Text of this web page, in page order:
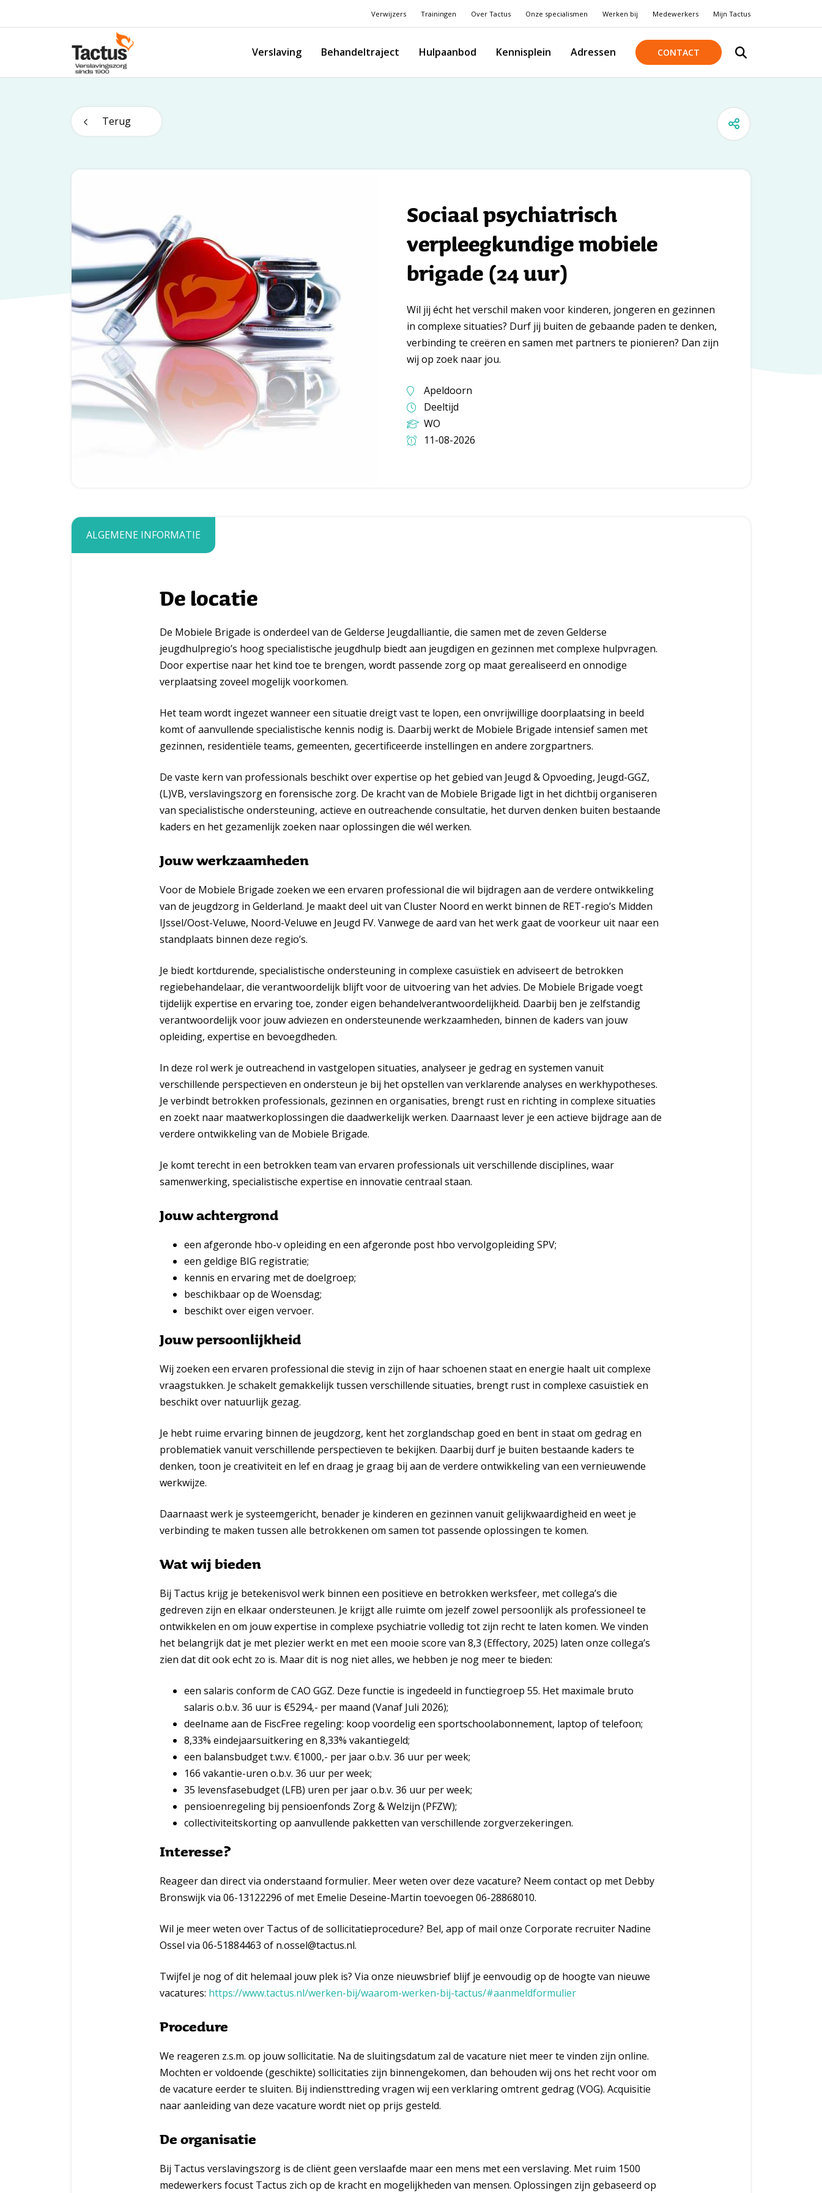
Verwijzers Trainingen Over Tactus Onze specialismen Werken bij Medewerkers Mijn Tactus
Tactus Verslavingszorg
Verslaving Behandeltraject Hulpaanbod Kennisplein Adressen CONTACT
Terug
Sociaal psychiatrisch
verpleegkundige mobiele
brigade (24 uur)
Wil jij écht het verschil maken voor kinderen, jongeren en gezinnen
in complexe situaties? Durf jij buiten de gebaande paden te denken,
verbinding te creëren en samen met partners te pionieren? Dan zijn
wij op zoek naar jou.
Apeldoorn
Deeltijd
WO
11-08-2026
ALGEMENE INFORMATIE
De locatie
De Mobiele Brigade is onderdeel van de Gelderse Jeugdalliantie, die samen met de zeven Gelderse
jeugdhulpregio’s hoog specialistische jeugdhulp biedt aan jeugdigen en gezinnen met complexe hulpvragen.
Door expertise naar het kind toe te brengen, wordt passende zorg op maat gerealiseerd en onnodige
verplaatsing zoveel mogelijk voorkomen.
Het team wordt ingezet wanneer een situatie dreigt vast te lopen, een onvrijwillige doorplaatsing in beeld
komt of aanvullende specialistische kennis nodig is. Daarbij werkt de Mobiele Brigade intensief samen met
gezinnen, residentiële teams, gemeenten, gecertificeerde instellingen en andere zorgpartners.
De vaste kern van professionals beschikt over expertise op het gebied van Jeugd & Opvoeding, Jeugd-GGZ,
(L)VB, verslavingszorg en forensische zorg. De kracht van de Mobiele Brigade ligt in het dichtbij organiseren
van specialistische ondersteuning, actieve en outreachende consultatie, het durven denken buiten bestaande
kaders en het gezamenlijk zoeken naar oplossingen die wél werken.
Jouw werkzaamheden
Voor de Mobiele Brigade zoeken we een ervaren professional die wil bijdragen aan de verdere ontwikkeling
van de jeugdzorg in Gelderland. Je maakt deel uit van Cluster Noord en werkt binnen de RET-regio’s Midden
IJssel/Oost-Veluwe, Noord-Veluwe en Jeugd FV. Vanwege de aard van het werk gaat de voorkeur uit naar een
standplaats binnen deze regio’s.
Je biedt kortdurende, specialistische ondersteuning in complexe casuïstiek en adviseert de betrokken
regiebehandelaar, die verantwoordelijk blijft voor de uitvoering van het advies. De Mobiele Brigade voegt
tijdelijk expertise en ervaring toe, zonder eigen behandelverantwoordelijkheid. Daarbij ben je zelfstandig
verantwoordelijk voor jouw adviezen en ondersteunende werkzaamheden, binnen de kaders van jouw
opleiding, expertise en bevoegdheden.
In deze rol werk je outreachend in vastgelopen situaties, analyseer je gedrag en systemen vanuit
verschillende perspectieven en ondersteun je bij het opstellen van verklarende analyses en werkhypotheses.
Je verbindt betrokken professionals, gezinnen en organisaties, brengt rust en richting in complexe situaties
en zoekt naar maatwerkoplossingen die daadwerkelijk werken. Daarnaast lever je een actieve bijdrage aan de
verdere ontwikkeling van de Mobiele Brigade.
Je komt terecht in een betrokken team van ervaren professionals uit verschillende disciplines, waar
samenwerking, specialistische expertise en innovatie centraal staan.
Jouw achtergrond
een afgeronde hbo-v opleiding en een afgeronde post hbo vervolgopleiding SPV;
een geldige BIG registratie;
kennis en ervaring met de doelgroep;
beschikbaar op de Woensdag;
beschikt over eigen vervoer.
Jouw persoonlijkheid
Wij zoeken een ervaren professional die stevig in zijn of haar schoenen staat en energie haalt uit complexe
vraagstukken. Je schakelt gemakkelijk tussen verschillende situaties, brengt rust in complexe casuïstiek en
beschikt over natuurlijk gezag.
Je hebt ruime ervaring binnen de jeugdzorg, kent het zorglandschap goed en bent in staat om gedrag en
problematiek vanuit verschillende perspectieven te bekijken. Daarbij durf je buiten bestaande kaders te
denken, toon je creativiteit en lef en draag je graag bij aan de verdere ontwikkeling van een vernieuwende
werkwijze.
Daarnaast werk je systeemgericht, benader je kinderen en gezinnen vanuit gelijkwaardigheid en weet je
verbinding te maken tussen alle betrokkenen om samen tot passende oplossingen te komen.
Wat wij bieden
Bij Tactus krijg je betekenisvol werk binnen een positieve en betrokken werksfeer, met collega’s die
gedreven zijn en elkaar ondersteunen. Je krijgt alle ruimte om jezelf zowel persoonlijk als professioneel te
ontwikkelen en om jouw expertise in complexe psychiatrie volledig tot zijn recht te laten komen. We vinden
het belangrijk dat je met plezier werkt en met een mooie score van 8,3 (Effectory, 2025) laten onze collega’s
zien dat dit ook echt zo is. Maar dit is nog niet alles, we hebben je nog meer te bieden:
een salaris conform de CAO GGZ. Deze functie is ingedeeld in functiegroep 55. Het maximale bruto
salaris o.b.v. 36 uur is €5294,- per maand (Vanaf Juli 2026);
deelname aan de FiscFree regeling: koop voordelig een sportschoolabonnement, laptop of telefoon;
8,33% eindejaarsuitkering en 8,33% vakantiegeld;
een balansbudget t.w.v. €1000,- per jaar o.b.v. 36 uur per week;
166 vakantie-uren o.b.v. 36 uur per week;
35 levensfasebudget (LFB) uren per jaar o.b.v. 36 uur per week;
pensioenregeling bij pensioenfonds Zorg & Welzijn (PFZW);
collectiviteitskorting op aanvullende pakketten van verschillende zorgverzekeringen.
Interesse?
Reageer dan direct via onderstaand formulier. Meer weten over deze vacature? Neem contact op met Debby
Bronswijk via 06-13122296 of met Emelie Deseine-Martin toevoegen 06-28868010.
Wil je meer weten over Tactus of de sollicitatieprocedure? Bel, app of mail onze Corporate recruiter Nadine
Ossel via 06-51884463 of n.ossel@tactus.nl.
Twijfel je nog of dit helemaal jouw plek is? Via onze nieuwsbrief blijf je eenvoudig op de hoogte van nieuwe
vacatures: https://www.tactus.nl/werken-bij/waarom-werken-bij-tactus/#aanmeldformulier
Procedure
We reageren z.s.m. op jouw sollicitatie. Na de sluitingsdatum zal de vacature niet meer te vinden zijn online.
Mochten er voldoende (geschikte) sollicitaties zijn binnengekomen, dan behouden wij ons het recht voor om
de vacature eerder te sluiten. Bij indiensttreding vragen wij een verklaring omtrent gedrag (VOG). Acquisitie
naar aanleiding van deze vacature wordt niet op prijs gesteld.
De organisatie
Bij Tactus verslavingszorg is de cliënt geen verslaafde maar een mens met een verslaving. Met ruim 1500
medewerkers focust Tactus zich op de kracht en mogelijkheden van mensen. Oplossingen zijn gebaseerd op